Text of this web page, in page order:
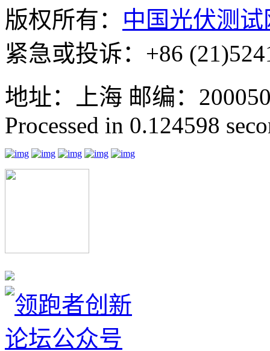
版权所有： 中国光伏测试
紧急或投诉：+86
地址：上海 邮编：
Processed in 0.124598